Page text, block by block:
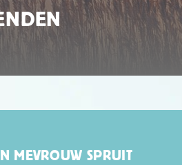
MEVROUW SPRUIT